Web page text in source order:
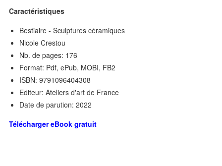
Caractéristiques
Bestiaire - Sculptures céramiques
Nicole Crestou
Nb. de pages: 176
Format: Pdf, ePub, MOBI, FB2
ISBN: 9791096404308
Editeur: Ateliers d'art de France
Date de parution: 2022
Télécharger eBook gratuit